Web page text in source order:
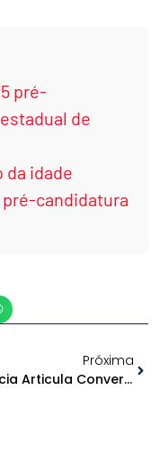
pré-
de
da idade
candidatura
Próxima
Bi Garcia Articula Conversa Com Braga Mesmo Com Apoio Declarado A Governador